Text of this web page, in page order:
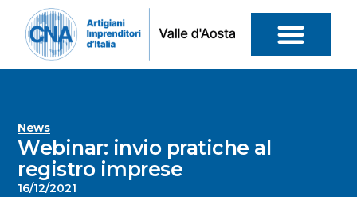
News
Webinar: invio pratiche al
registro imprese
16/12/2021